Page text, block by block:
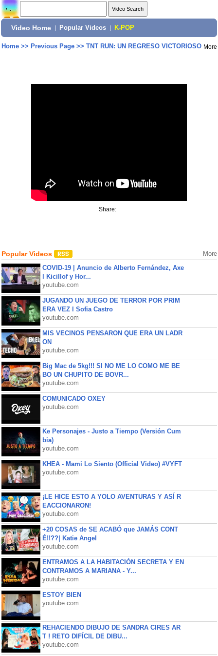
Video Home Popular Videos K-POP
Home>> Previous Page>> TNT RUN: UN REGRESO VICTORIOSO More
Share:
Popular Videos More
COVID-19 | Anuncio de Alberto Fernández, Axe
l Kicillof y Hor...
youtube.com
JUGANDO UN JUEGO DE TERROR POR PRIM
ERA VEZ l Sofia Castro
youtube.com
MIS VECINOS PENSARON QUE ERA UN LADR
ON
youtube.com
Big Mac de 5kg!!! SI NO ME LO COMO ME BE
BO UN CHUPITO DE BOVR...
youtube.com
COMUNICADO OXEY
youtube.com
Ke Personajes - Justo a Tiempo (Versión Cum
bia)
youtube.com
KHEA - Mami Lo Siento (Official Video) #VYFT
youtube.com
¡LE HICE ESTO A YOLO AVENTURAS Y ASÍ R
EACCIONARON!
youtube.com
+20 COSAS de SE ACABÓ que JAMÁS CONT
É!!??| Katie Angel
youtube.com
ENTRAMOS A LA HABITACIÓN SECRETA Y EN
CONTRAMOS A MARIANA - Y...
youtube.com
ESTOY BIEN
youtube.com
REHACIENDO DIBUJO DE SANDRA CIRES AR
T ! RETO DIFÍCIL DE DIBU...
youtube.com